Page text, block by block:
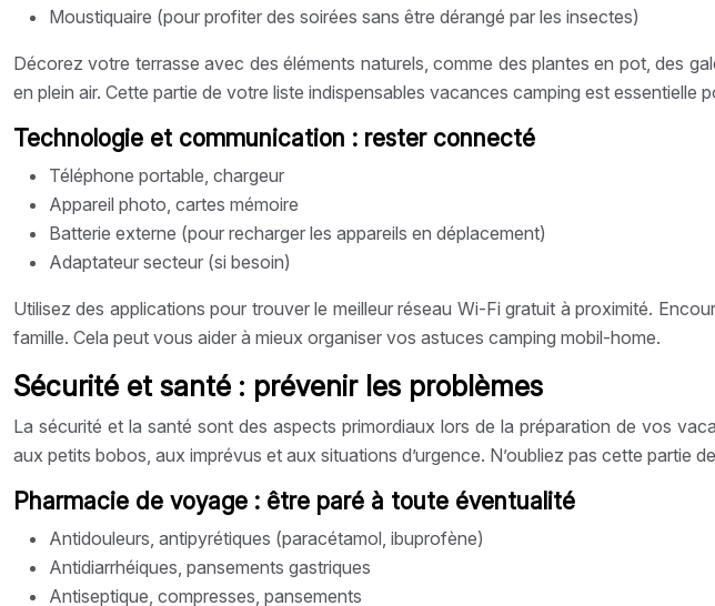
Moustiquaire (pour profiter des soirées sans être dérangé par les insectes)
Décorez votre terrasse avec des éléments naturels, comme des plantes en pot, des
en plein air. Cette partie de votre liste indispensables vacances camping est essentielle
Technologie et communication : rester connecté
Téléphone portable, chargeur
Appareil photo, cartes mémoire
Batterie externe (pour recharger les appareils en déplacement)
Adaptateur secteur (si besoin)
Utilisez des applications pour trouver le meilleur réseau Wi-Fi gratuit à proximité.
famille. Cela peut vous aider à mieux organiser vos astuces camping mobil-home.
Sécurité et santé : prévenir les problèmes
La sécurité et la santé sont des aspects primordiaux lors de la préparation de vos
aux petits bobos, aux imprévus et aux situations d’urgence. N’oubliez pas cette partie
Pharmacie de voyage : être paré à toute éventualité
Antidouleurs, antipyrétiques (paracétamol, ibuprofène)
Antidiarrhéiques, pansements gastriques
Antiseptique, compresses, pansements